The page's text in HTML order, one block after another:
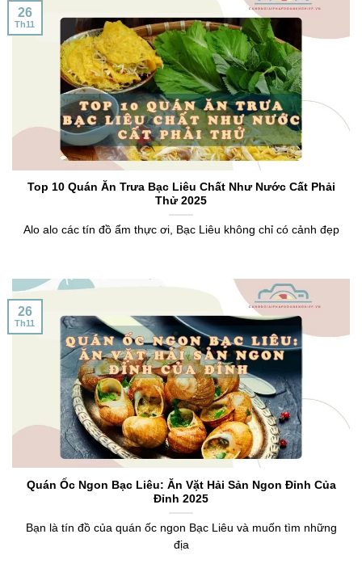
Top 10 Quán Ăn Trưa Bạc Liêu Chất Như Nước Cất Phải
Thử 2025
Alo alo các tín đồ ẩm thực ơi, Bạc Liêu không chỉ có cảnh đẹp
26
Th11
Quán Ốc Ngon Bạc Liêu: Ăn Vặt Hải Sản Ngon Đỉnh Của
Đỉnh 2025
Bạn là tín đồ của quán ốc ngon Bạc Liêu và muốn tìm những
địa
26
Th11